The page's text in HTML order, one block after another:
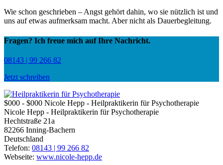
Wie schon geschrieben – Angst gehört dahin, wo sie nützlich ist und
uns auf etwas aufmerksam macht. Aber nicht als Dauerbegleitung.
Fragen? Ich freue mich auf Ihre Nachricht.
08143 | 99 266 82
Jetzt schreiben
$000 - $000 Nicole Hepp - Heilpraktikerin für Psychotherapie
Nicole Hepp - Heilpraktikerin für Psychotherapie
Hechtstraße 21a
82266 Inning-Bachern
Deutschland
Telefon: 08143 | 99 266 82
Webseite: www.nicole-hepp.de